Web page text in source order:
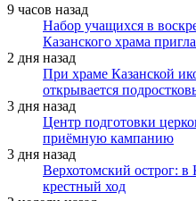
9 часов назад
Набор учащихся в
Казанского храма
2 дня назад
При храме Казанской
открывается
3 дня назад
Центр подготовки
приёмную кампанию
3 дня назад
Верхотомский острог: в
крестный ход